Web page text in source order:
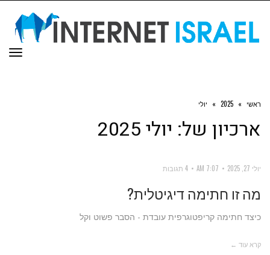
ראשי »
2025
» יולי
ארכיון של: יולי 2025
יולי 27, 2025 7:07 AM 4 תגובות
מה זו חתימה דיגיטלית?
כיצד חתימה קריפטוגרפית עובדת - הסבר פשוט וקל
קרא עוד ←